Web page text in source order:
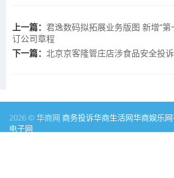
上一篇： 君逸数码拟拓展业务版图 新增“
订公司章程
下一篇： 北京京客隆管庄店涉食品安全投
2026 © 华商网 商务投诉华商生活网华商娱乐网
电子网